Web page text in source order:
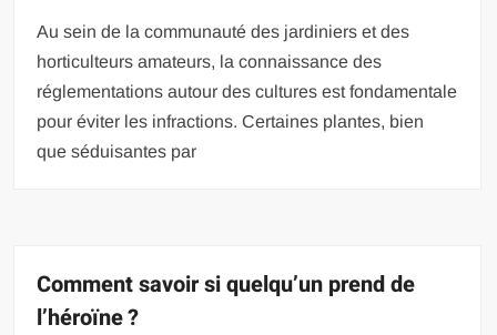
Au sein de la communauté des jardiniers et des
horticulteurs amateurs, la connaissance des
réglementations autour des cultures est fondamentale
pour éviter les infractions. Certaines plantes, bien
que séduisantes par
Comment savoir si quelqu’un prend de
l’héroïne ?